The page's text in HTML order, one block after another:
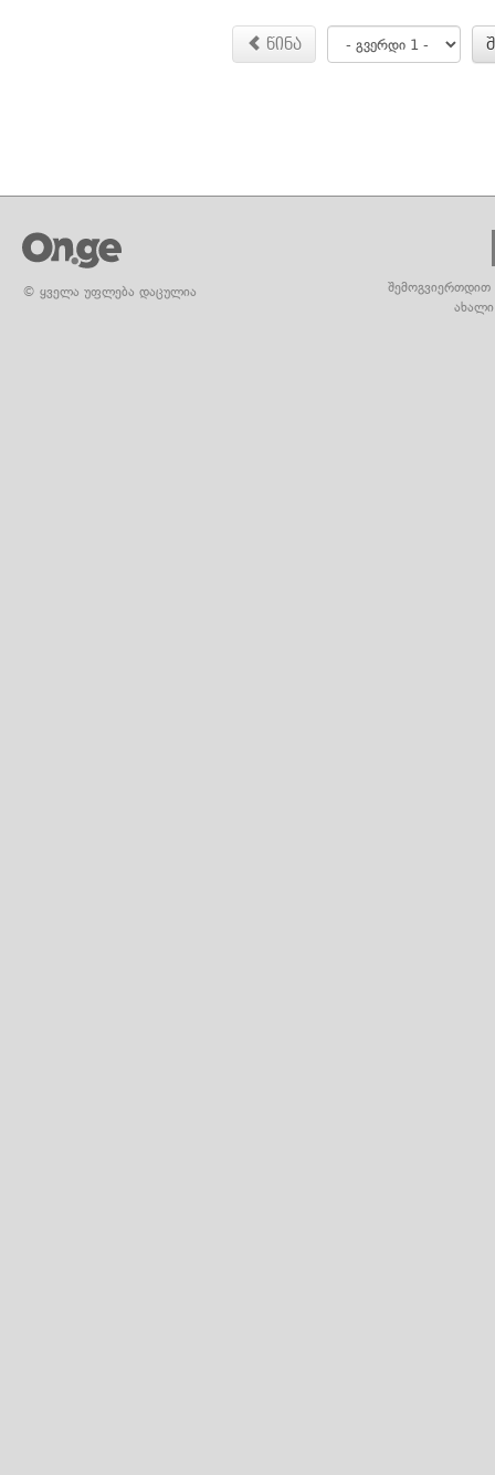
წინა
© ყველა უფლება დაცულია
შემოგვიერთდით
ახალი